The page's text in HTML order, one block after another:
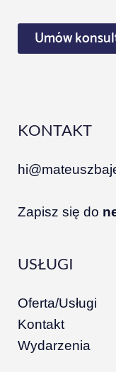
Umów
KONTAKT
Zapisz się do
USŁUGI
Oferta/Usługi
Kontakt
Wydarzenia